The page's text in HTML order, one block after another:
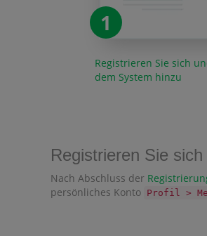
1
Registrieren Sie sich
dem System hinzu
Registrieren Sie
Nach Abschluss der
persönliches Konto Profil >